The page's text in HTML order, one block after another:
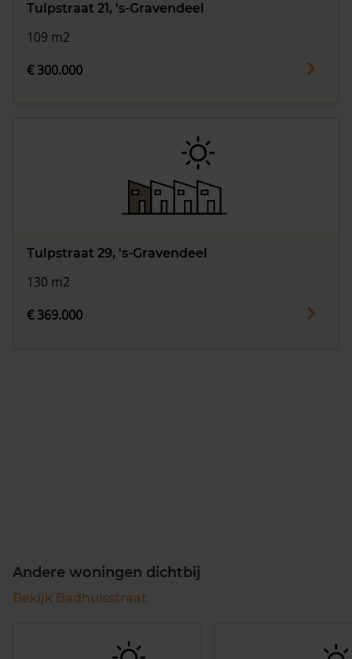
Tulpstraat 21, 's-Gravendeel
109 m2
€ 300.000
Tulpstraat 29, 's-Gravendeel
130 m2
€ 369.000
Andere woningen dichtbij
Bekijk Badhuisstraat